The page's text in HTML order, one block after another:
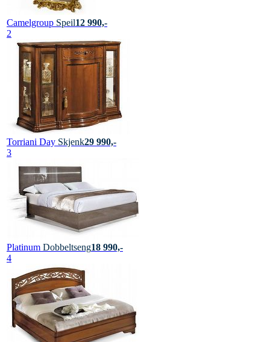
Camelgroup Speil12 990,-
2
Torriani Day Skjenk29 990,-
3
Platinum Dobbeltseng18 990,-
4